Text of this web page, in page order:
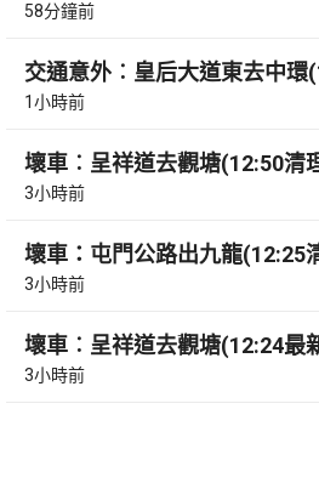
58分鐘前
交通意外︰皇后大道東去中環
1小時前
壞車︰呈祥道去觀塘(12:50清
3小時前
壞車：屯門公路出九龍(12:25
3小時前
壞車︰呈祥道去觀塘(12:24最
3小時前